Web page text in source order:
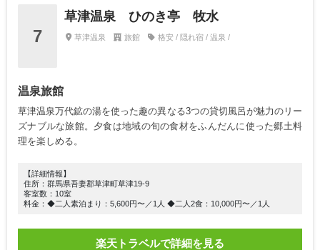
7
草津温泉 ひのき亭 牧水
草津温泉 旅館 格安 / 隠れ宿 / 温泉 /
温泉旅館
草津温泉万代鉱の湯を使った趣の異なる3つの貸切風呂が魅力のリー
ズナブルな旅館。夕食は地域の旬の食材をふんだんに使った郷土料
理を楽しめる。
【詳細情報】
住所：群馬県吾妻郡草津町草津19-9
客室数：10室
料金：◆二人素泊まり：5,600円〜／1人 ◆二人2食：10,000円〜／1人
楽天トラベルで詳細を見る